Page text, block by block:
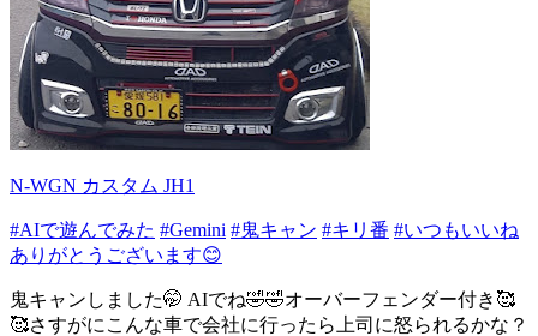
N-WGN カスタム JH1
#AIで遊んでみた #Gemini #鬼キャン #キリ番 #いつもいいね
ありがとうございます😊
鬼キャンしました🤭 AIでね🤣🤣オーバーフェンダー付き🥰
🥰さすがにこんな車で会社に行ったら上司に怒られるかな？